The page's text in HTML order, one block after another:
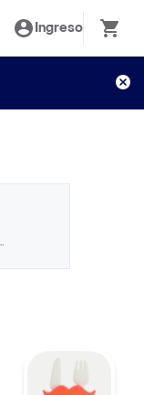
Ingreso